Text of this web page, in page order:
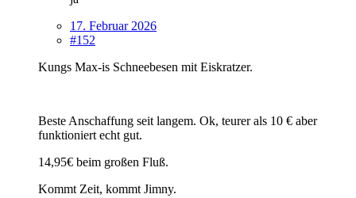
17. Februar 2026
#152
Kungs Max-is Schneebesen mit Eiskratzer.
Beste Anschaffung seit langem. Ok, teurer als 10 € aber
funktioniert echt gut.
14,95€ beim großen Fluß.
Kommt Zeit, kommt Jimny.